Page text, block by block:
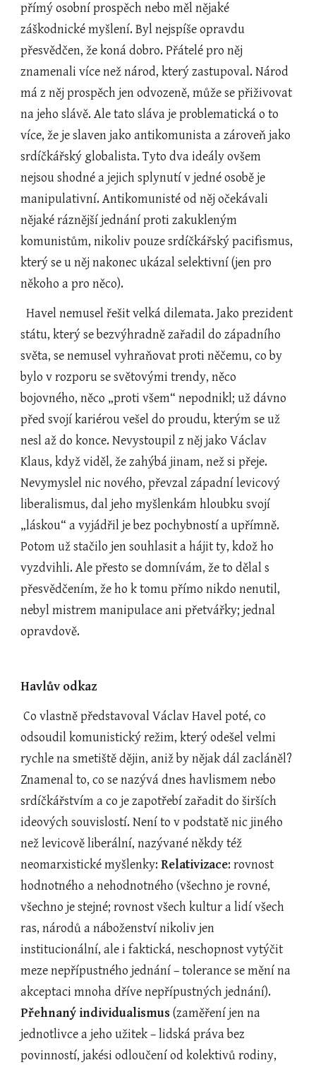
přímý osobní prospěch nebo měl nějaké
záškodnické myšlení. Byl nejspíše opravdu
přesvědčen, že koná dobro. Přátelé pro něj
znamenali více než národ, který zastupoval. Národ
má z něj prospěch jen odvozeně, může se přiživovat
na jeho slávě. Ale tato sláva je problematická o to
více, že je slaven jako antikomunista a zároveň jako
srdíčkářský globalista. Tyto dva ideály ovšem
nejsou shodné a jejich splynutí v jedné osobě je
manipulativní. Antikomunisté od něj očekávali
nějaké ráznější jednání proti zakukleným
komunistům, nikoliv pouze srdíčkářský pacifismus,
který se u něj nakonec ukázal selektivní (jen pro
někoho a pro něco).
  Havel nemusel řešit velká dilemata. Jako prezident
státu, který se bezvýhradně zařadil do západního
světa, se nemusel vyhraňovat proti něčemu, co by
bylo v rozporu se světovými trendy, něco
bojovného, něco „proti všem“ nepodnikl; už dávno
před svojí kariérou vešel do proudu, kterým se už
nesl až do konce. Nevystoupil z něj jako Václav
Klaus, když viděl, že zahýbá jinam, než si přeje.
Nevymyslel nic nového, převzal západní levicový
liberalismus, dal jeho myšlenkám hloubku svojí
„láskou“ a vyjádřil je bez pochybností a upřímně.
Potom už stačilo jen souhlasit a hájit ty, kdož ho
vyzdvihli. Ale přesto se domnívám, že to dělal s
přesvědčením, že ho k tomu přímo nikdo nenutil,
nebyl mistrem manipulace ani přetvářky; jednal
opravdově.
Havlův odkaz
Co vlastně představoval Václav Havel poté, co
odsoudil komunistický režim, který odešel velmi
rychle na smetiště dějin, aniž by nějak dál zacláněl?
Znamenal to, co se nazývá dnes havlismem nebo
srdíčkářstvím a co je zapotřebí zařadit do širších
ideových souvislostí. Není to v podstatě nic jiného
než levicově liberální, nazývané někdy též
neomarxistické myšlenky: Relativizace: rovnost
hodnotného a nehodnotného (všechno je rovné,
všechno je stejné; rovnost všech kultur a lidí všech
ras, národů a náboženství nikoliv jen
institucionální, ale i faktická, neschopnost vytýčit
meze nepřípustného jednání – tolerance se mění na
Přehnaný individualismus (zaměření jen na
jednotlivce a jeho užitek – lidská práva bez
povinností, jakési odloučení od kolektivů rodiny,